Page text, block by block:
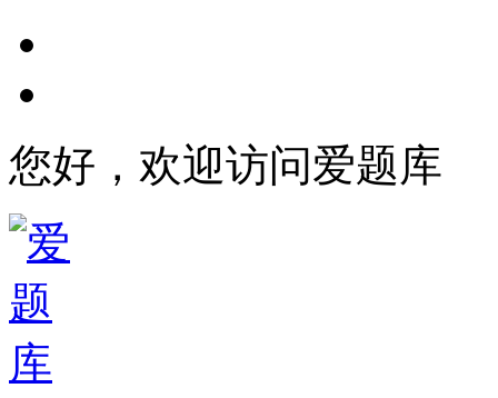
您好，欢迎访问爱题库